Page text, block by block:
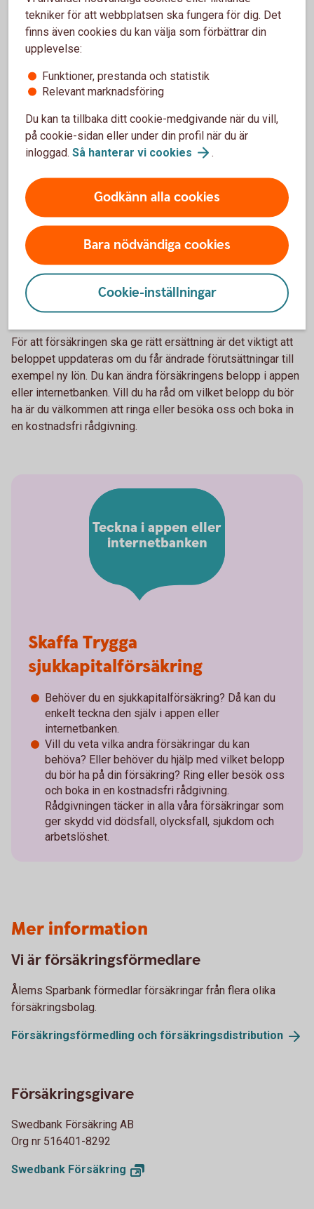
Frågor och svar om
sjukkapitalförsäkring
Vad innebär det att göra en hälsoprövning?
Hur avslutar jag min försäkring?
Hur fungerar Samtalsstöd?
Har du redan
sjukkapitalförsäkring?
För att försäkringen ska ge rätt ersättning är det viktigt att
beloppet uppdateras om du får ändrade förutsättningar till
exempel ny lön. Du kan ändra försäkringens belopp i appen
eller internetbanken. Vill du ha råd om vilket belopp du bör
ha är du välkommen att ringa eller besöka oss och boka in
en kostnadsfri rådgivning.
Skaffa Trygga
sjukkapitalförsäkring
Behöver du en sjukkapitalförsäkring? Då kan du
enkelt teckna den själv i appen eller
internetbanken.
Vill du veta vilka andra försäkringar du kan
behöva? Eller behöver du hjälp med vilket belopp
du bör ha på din försäkring? Ring eller besök oss
och boka in en kostnadsfri rådgivning.
Rådgivningen täcker in alla våra försäkringar som
ger skydd vid dödsfall, olycksfall, sjukdom och
arbetslöshet.
Teckna i appen eller
internetbanken
Mer information
Vi är försäkringsförmedlare
Ålems Sparbank förmedlar försäkringar från flera olika
försäkringsbolag.
Försäkringsförmedling och försäkringsdistribution
Försäkringsgivare
Swedbank Försäkring AB
Org nr 516401-8292
Swedbank Försäkring
tekniker för att webbplatsen ska fungera för dig. Det
finns även cookies du kan välja som förbättrar din
upplevelse:
Funktioner, prestanda och statistik
Relevant marknadsföring
Du kan ta tillbaka ditt cookie-medgivande när du vill,
på cookie-sidan eller under din profil när du är
inloggad. Så hanterar vi cookies .
Godkänn alla cookies
Bara nödvändiga cookies
Cookie-inställningar